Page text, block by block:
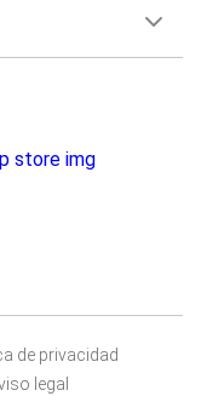
de privacidad
legal